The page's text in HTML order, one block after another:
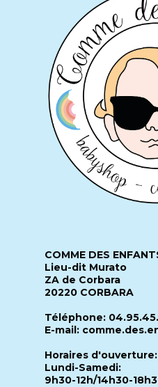
COMME DES
Lieu-dit Murato
ZA de Corbara
20220 CORBARA
Téléphone:
E-mail:
Horaires d'ouverture:
Lundi-Samedi:
9h30-12h/14h30-